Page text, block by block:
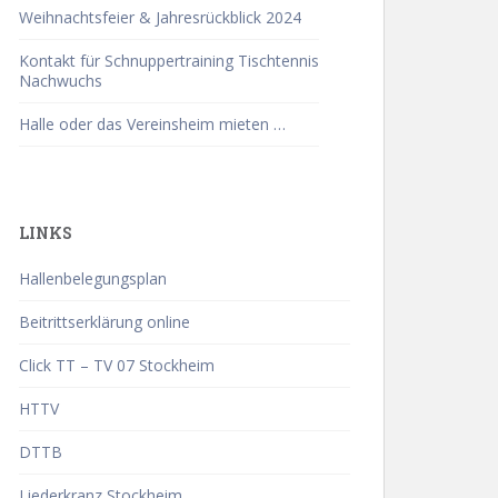
Weihnachtsfeier & Jahresrückblick 2024
Kontakt für Schnuppertraining Tischtennis
Nachwuchs
Halle oder das Vereinsheim mieten …
LINKS
Hallenbelegungsplan
Beitrittserklärung online
Click TT – TV 07 Stockheim
HTTV
DTTB